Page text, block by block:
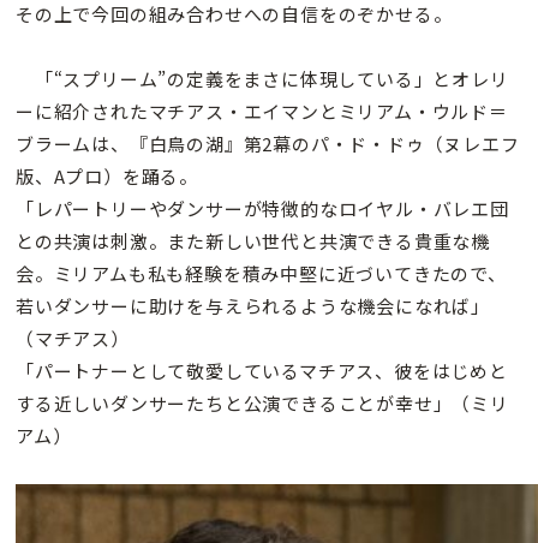
その上で今回の組み合わせへの自信をのぞかせる。
「“スプリーム”の定義をまさに体現している」とオレリ
ーに紹介されたマチアス・エイマンとミリアム・ウルド＝
ブラームは、『白鳥の湖』第2幕のパ・ド・ドゥ（ヌレエフ
版、Aプロ）を踊る。
「レパートリーやダンサーが特徴的なロイヤル・バレエ団
との共演は刺激。また新しい世代と共演できる貴重な機
会。ミリアムも私も経験を積み中堅に近づいてきたので、
若いダンサーに助けを与えられるような機会になれば」
（マチアス）
「パートナーとして敬愛しているマチアス、彼をはじめと
する近しいダンサーたちと公演できることが幸せ」（ミリ
アム）